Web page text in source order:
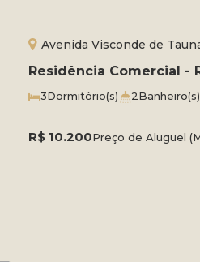
Residência Comercial -
R$ 10.200Preço de Aluguel
Avenida Visconde de
Ponta Grossa, Paraná, Brasil
3Dormitório(s) 2Banheiro(s)